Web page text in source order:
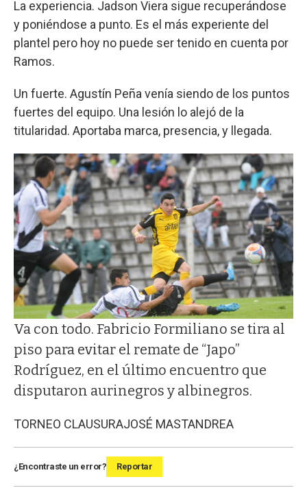
La experiencia. Jadson Viera sigue recuperándose
y poniéndose a punto. Es el más experiente del
plantel pero hoy no puede ser tenido en cuenta por
Ramos.
Un fuerte. Agustín Peña venía siendo de los puntos
fuertes del equipo. Una lesión lo alejó de la
titularidad. Aportaba marca, presencia, y llegada.
Va con todo. Fabricio Formiliano se tira al
piso para evitar el remate de “Japo”
Rodríguez, en el último encuentro que
disputaron aurinegros y albinegros.
TORNEO CLAUSURAJOSÉ MASTANDREA
¿Encontraste un error? Reportar